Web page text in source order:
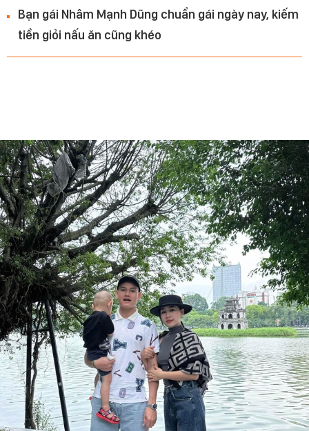
Bạn gái Nhâm Mạnh Dũng chuẩn gái ngày nay, kiếm
tiền giỏi nấu ăn cũng khéo